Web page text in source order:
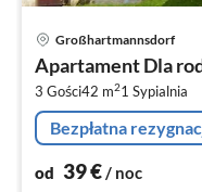
Großhartmannsdorf
Apartament Dla
3 Gości42 m21 Sypialnia
Bezpłatna
od 39€/ noc